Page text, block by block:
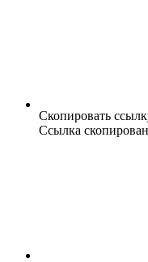
Скопировать
Ссылка